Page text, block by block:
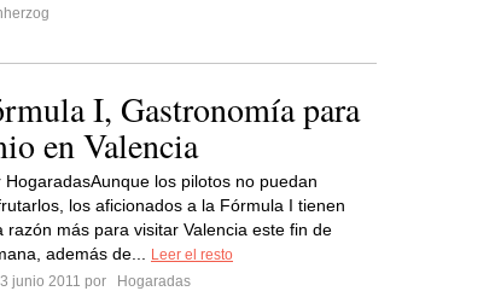
I, Gastronomía para
en Valencia
HogaradasAunque los pilotos no puedan
los aficionados a la Fórmula I tienen
razón más para visitar Valencia este fin de
además de...
Leer el resto
junio 2011 por
Hogaradas